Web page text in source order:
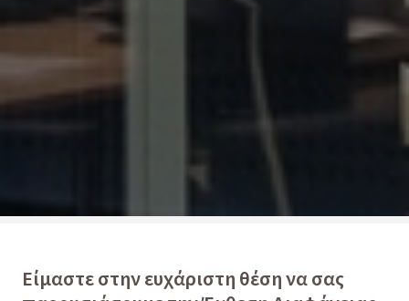
Είμαστε στην ευχάριστη θέση να σας